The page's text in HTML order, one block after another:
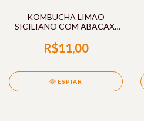
KOMBUCHA LIMAO
SICILIANO COM ABACAXI
R$11,00
ESPIAR